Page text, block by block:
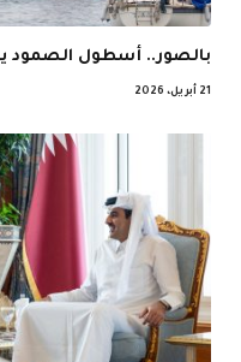
بالصور.. أسطول الصمود
21 أبريل، 2026